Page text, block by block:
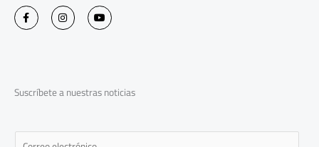
F
a
c
-
f
I
n
s
m
Y
o
u
Suscríbete a nuestras noticias
E